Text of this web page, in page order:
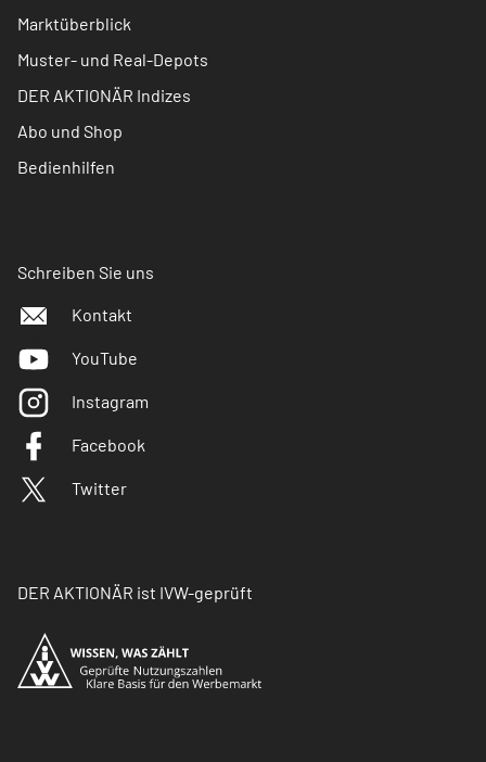
Marktüberblick
Muster- und Real-Depots
DER AKTIONÄR Indizes
Abo und Shop
Bedienhilfen
Schreiben Sie uns
Kontakt
YouTube
Instagram
Facebook
Twitter
DER AKTIONÄR ist IVW-geprüft